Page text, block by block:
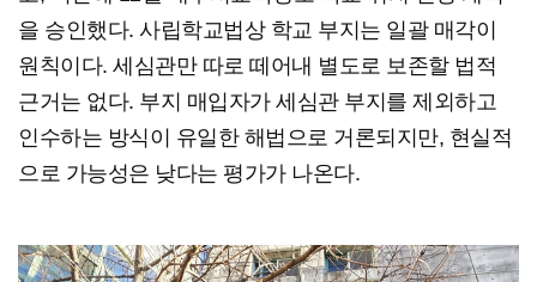
을 승인했다. 사립학교법상 학교 부지는 일괄 매각이
원칙이다. 세심관만 따로 떼어내 별도로 보존할 법적
근거는 없다. 부지 매입자가 세심관 부지를 제외하고
인수하는 방식이 유일한 해법으로 거론되지만, 현실적
으로 가능성은 낮다는 평가가 나온다.